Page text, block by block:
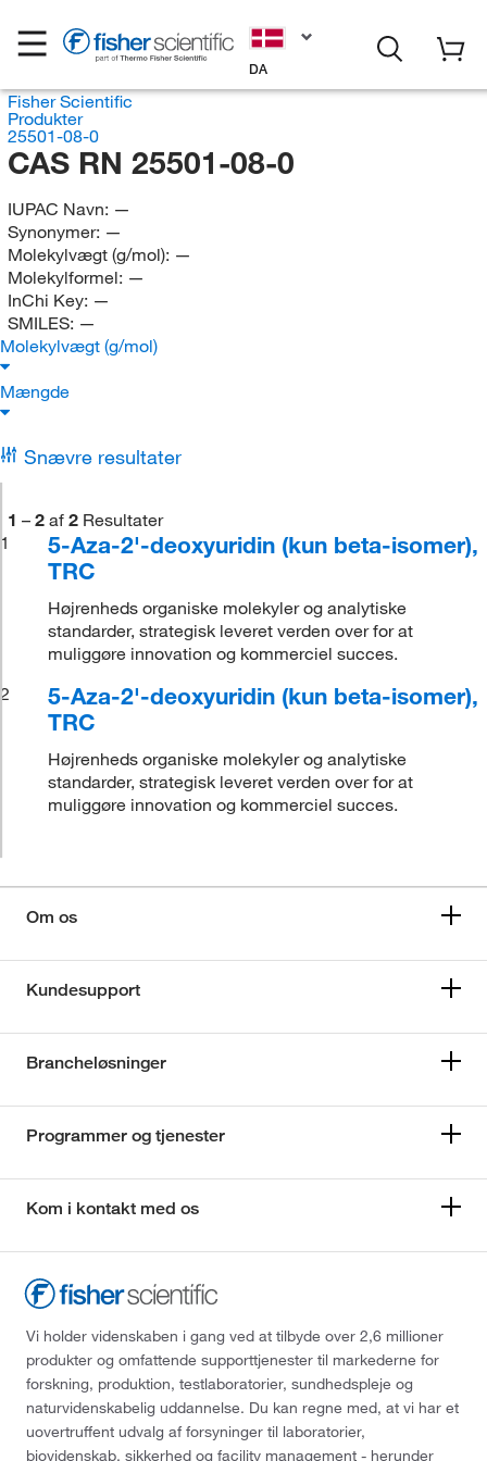
DA
Fisher Scientific
Produkter
25501-08-0
CAS RN 25501-08-0
IUPAC Navn: —
Synonymer: —
Molekylvægt (g/mol): —
Molekylformel: —
InChi Key: —
SMILES: —
Molekylvægt (g/mol)
Mængde
Snævre resultater
1 – 2 af 2 Resultater
1
5-Aza-2'-deoxyuridin (kun beta-isomer),
TRC
Højrenheds organiske molekyler og analytiske
standarder, strategisk leveret verden over for at
muliggøre innovation og kommerciel succes.
2
5-Aza-2'-deoxyuridin (kun beta-isomer),
TRC
Højrenheds organiske molekyler og analytiske
standarder, strategisk leveret verden over for at
muliggøre innovation og kommerciel succes.
Om os
Kundesupport
Brancheløsninger
Programmer og tjenester
Kom i kontakt med os
Vi holder videnskaben i gang ved at tilbyde over 2,6 millioner
produkter og omfattende supporttjenester til markederne for
forskning, produktion, testlaboratorier, sundhedspleje og
naturvidenskabelig uddannelse. Du kan regne med, at vi har et
uovertruffent udvalg af forsyninger til laboratorier,
biovidenskab, sikkerhed og facility management - herunder